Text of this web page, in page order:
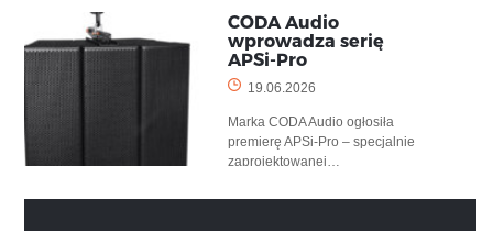
CODA Audio
wprowadza serię
APSi-Pro
19.06.2026
Marka CODA Audio ogłosiła
premierę APSi-Pro – specjalnie
zaprojektowanej…